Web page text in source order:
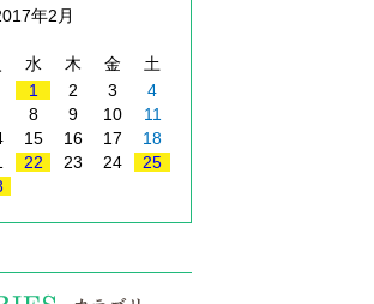
年2月
水 木 金
土
1
2 3
4
8 9 10
11
15 16 17
18
22 23 24
25